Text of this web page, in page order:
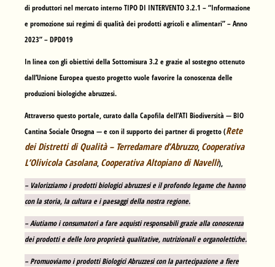
di produttori nel mercato interno TIPO DI INTERVENTO 3.2.1 – “Informazione
e promozione sui regimi di qualità dei prodotti agricoli e alimentari” – Anno
2023” – DPD019
In linea con gli obiettivi della Sottomisura 3.2 e grazie al sostegno ottenuto
dall’Unione Europea questo progetto vuole favorire la conoscenza delle
produzioni biologiche abruzzesi.
Attraverso questo portale, curato dalla Capofila dell’ATI Biodiversità —BIO
Cantina Sociale Orsogna — e con il supporto dei partner di progetto (Rete
dei Distretti di Qualità – Terredamare d’Abruzzo, Cooperativa
L’Olivicola Casolana, Cooperativa Altopiano di Navelli),
– Valorizziamo i prodotti biologici abruzzesi e il profondo legame che hanno
con la storia, la cultura e i paesaggi della nostra regione.
– Aiutiamo i consumatori a fare acquisti responsabili grazie alla conoscenza
dei prodotti e delle loro proprietà qualitative, nutrizionali e organolettiche.
– Promuoviamo i prodotti Biologici Abruzzesi con la partecipazione a fiere